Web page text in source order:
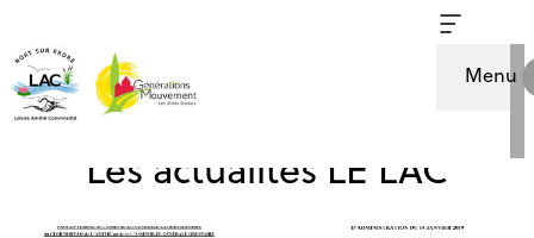
Menu
Les actualités LE LAC